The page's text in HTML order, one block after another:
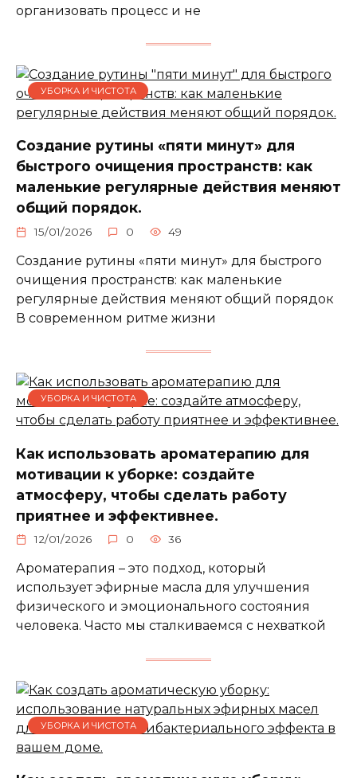
организовать процесс и не
УБОРКА И ЧИСТОТА
Создание рутины «пяти минут» для
быстрого очищения пространств: как
маленькие регулярные действия меняют
общий порядок.
15/01/2026 0 49
Создание рутины «пяти минут» для быстрого
очищения пространств: как маленькие
регулярные действия меняют общий порядок
В современном ритме жизни
УБОРКА И ЧИСТОТА
Как использовать ароматерапию для
мотивации к уборке: создайте
атмосферу, чтобы сделать работу
приятнее и эффективнее.
12/01/2026 0 36
Ароматерапия – это подход, который
использует эфирные масла для улучшения
физического и эмоционального состояния
человека. Часто мы сталкиваемся с нехваткой
УБОРКА И ЧИСТОТА